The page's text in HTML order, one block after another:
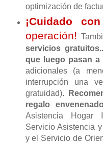
optimización de
¡Cuidado
operación!
servicios
que luego pasan
adicionales (a
interrupción una
gratuidad).
regalo envenenado
Asistencia Hogar
Servicio Asistencia
y el Servicio de